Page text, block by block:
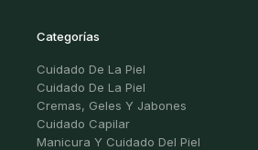
Categorías
Cuidado De La Piel
Cuidado De La Piel
Cremas, Geles Y Jabones
Cuidado Capilar
Manicura Y Cuidado Del Piel